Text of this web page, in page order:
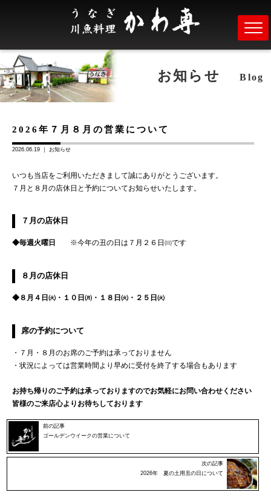
お知らせ Blog
2026年７月８月の営業について
2026.06.19 ｜ お知らせ
いつも当店をご利用いただきまして誠にありがとうございます。
７月と８月の店休日と予約についてお知らせいたします。
７月の店休日
◆毎週火曜日 ※今年の丑の日は７月２６日㈰です
８月の店休日
◆８月４日㈫・１０日㈪・１８日㈫・２５日㈫
席の予約について
・７月・８月のお席のご予約は承っておりません
・状況によっては営業時間より早めに受付を終了する場合もあります
お持ち帰りのご予約は承っておりますのでお気軽にお問い合わせください
皆様のご来店心よりお待ちしております
前の記事
ゴールデンウイークの営業について
次の記事
2026年 夏の土用丑の日について